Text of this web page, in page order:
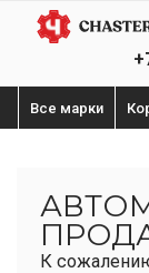
Все марки
К